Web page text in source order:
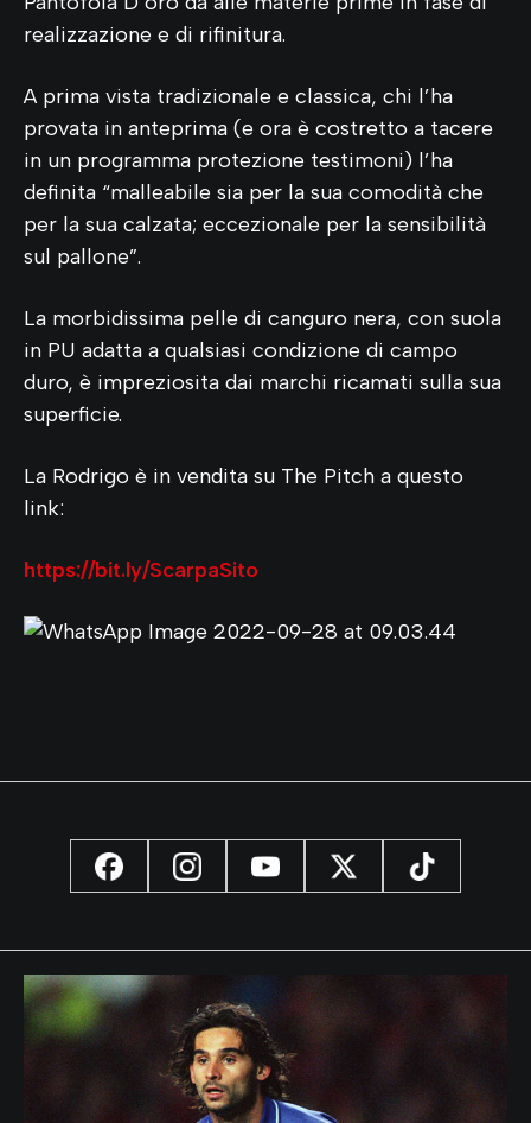
realizzazione e di rifinitura.
A prima vista tradizionale e classica, chi l’ha
provata in anteprima (e ora è costretto a tacere
in un programma protezione testimoni) l’ha
definita “malleabile sia per la sua comodità che
per la sua calzata; eccezionale per la sensibilità
sul pallone”.
La morbidissima pelle di canguro nera, con suola
in PU adatta a qualsiasi condizione di campo
duro, è impreziosita dai marchi ricamati sulla sua
superficie.
La Rodrigo è in vendita su The Pitch a questo
link:
https://bit.ly/ScarpaSito